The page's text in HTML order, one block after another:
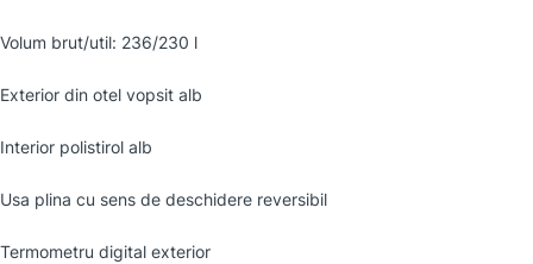
Volum brut/util: 236/230 l
Exterior din otel vopsit alb
Interior polistirol alb
Usa plina cu sens de deschidere reversibil
Termometru digital exterior